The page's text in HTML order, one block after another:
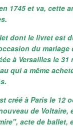
1745 et va, cette
dont le livret est
du
à Versailles le 31
qui a même
créé à Paris le 12
de Voltaire,
, acte de ballet,